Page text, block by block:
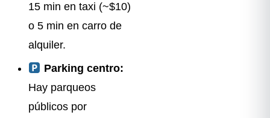
15 min en taxi (~$10)
o 5 min en carro de
alquiler.
Parking centro:
Hay parqueos
públicos por